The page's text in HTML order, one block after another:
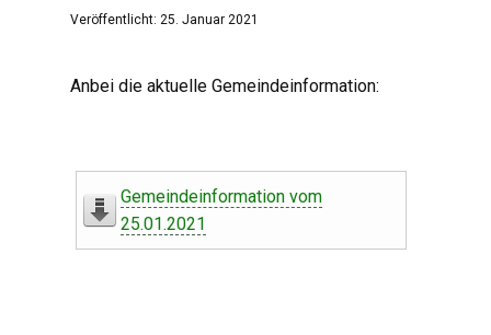
Veröffentlicht: 25. Januar 2021
Anbei die aktuelle Gemeindeinformation:
Gemeindeinformation vom
25.01.2021